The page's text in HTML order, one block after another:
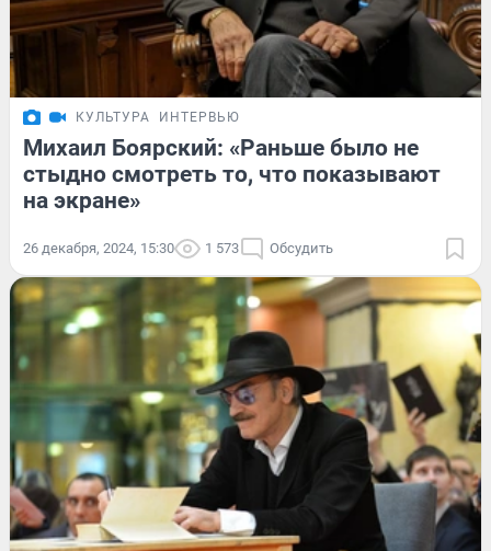
КУЛЬТУРА ИНТЕРВЬЮ
Михаил Боярский: «Раньше было не
стыдно смотреть то, что показывают
на экране»
26 декабря, 2024, 15:30 1 573 Обсудить